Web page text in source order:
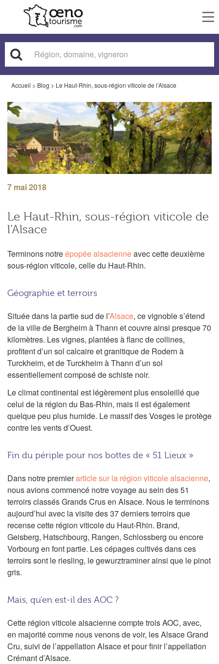
Accueil > Blog > Le Haut-Rhin, sous-région viticole de l’Alsace
7 mai 2018
Le Haut-Rhin, sous-région viticole de
l’Alsace
Terminons notreépopée alsacienneavec cette deuxième
sous-région viticole, celle du Haut-Rhin.
Géographie et terroirs
Située dans la partie sud de l’Alsace, ce vignoble s’étend
de la ville de Bergheim à Thann et couvre ainsi presque 70
kilomètres. Les vignes, plantées à flanc de collines,
profitent d’un sol calcaire et granitique de Rodern à
Turckheim, et de Turckheim à Thann d’un sol
essentiellement composé de schiste noir.
Le climat continental est légèrement plus ensoleillé que
celui de la région du Bas-Rhin, mais il est également
quelque peu plus humide. Le massif des Vosges le protège
contre les vents d’Ouest.
Fin du périple pour nos bottes de « 51 Lieux »
Dans notre premierarticle sur la région viticole alsacienne,
nous avions commencé notre voyage au sein des 51
terroirs classés Grands Crus en Alsace. Nous le terminons
aujourd’hui avec la visite des 37 derniers terroirs que
recense cette région viticole du Haut-Rhin. Brand,
Geisberg, Hatschbourg, Rangen, Schlossberg ou encore
Vorbourg en font partie. Les cépages cultivés dans ces
terroirs sont le riesling, le gewurztraminer ainsi que le pinot
gris.
Mais, qu’en est-il des AOC ?
Cette région viticole alsacienne compte trois AOC, avec,
en majorité comme nous venons de voir, les Alsace Grand
Cru, suivi de l’appellation Alsace et pour finir l’appellation
Crémant d’Alsace.